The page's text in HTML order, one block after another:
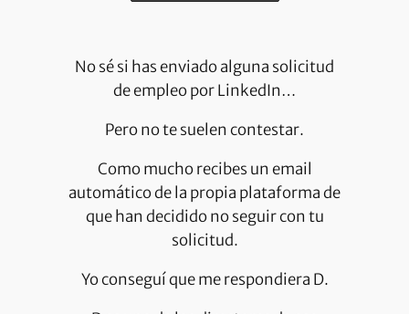
No sé si has enviado alguna solicitud
de empleo por LinkedIn…
Pero no te suelen contestar.
Como mucho recibes un email
automático de la propia plataforma de
que han decidido no seguir con tu
solicitud.
Yo conseguí que me respondiera D.